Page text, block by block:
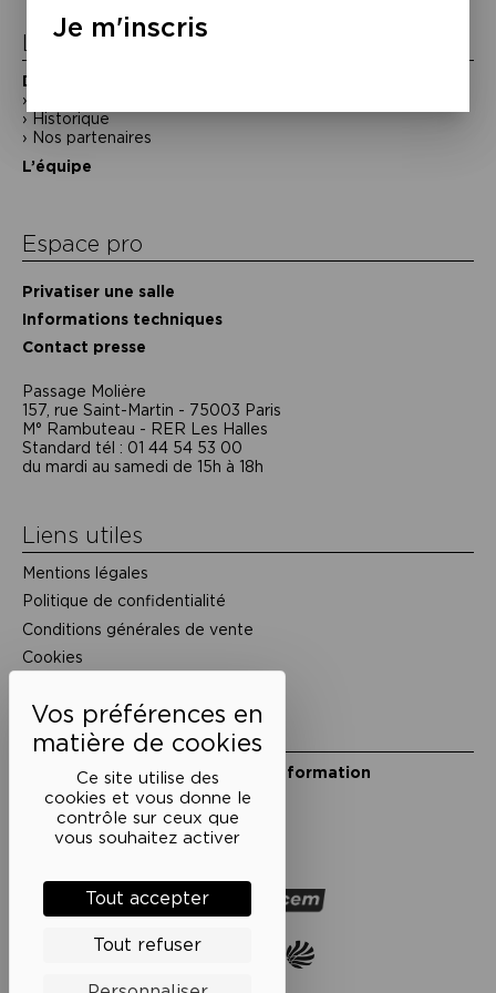
Ce site utilise des
cookies et vous donne le
contrôle sur ceux que
vous souhaitez activer
Tout accepter
Tout refuser
La Maison de la Poésie
Découvrir
Historique
Nos partenaires
L’équipe
Espace pro
Privatiser une salle
Informations techniques
Contact presse
Passage Moliėre
157, rue Saint-Martin - 75003 Paris
M° Rambuteau - RER Les Halles
Standard tél : 01 44 54 53 00
du mardi au samedi de 15h à 18h
Liens utiles
Mentions légales
Politique de confidentialité
Conditions générales de vente
Cookies
Restons en lien
Inscrivez-vous à notre lettre d’information
Suivez-nous sur les réseaux
Je m'inscris